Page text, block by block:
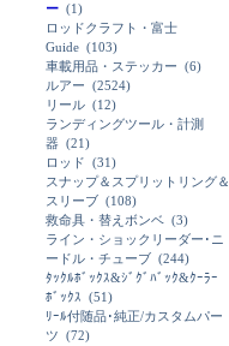
ー (1)
ロッドクラフト・富士
Guide (103)
車載用品・ステッカー (6)
ルアー (2524)
リール (12)
ランディングツール・計測
器 (21)
ロッド (31)
スナップ＆スプリットリング＆
スリーブ (108)
救命具・替えボンベ (3)
ライン・ショックリーダー･ニ
ードル・チューブ (244)
ﾀｯｸﾙﾎﾞｯｸｽ&ｼﾞｸﾞﾊﾞｯｸ&ｸｰﾗｰ
ﾎﾞｯｸｽ (51)
ﾘｰﾙ付随品･純正/カスタムパー
ツ (72)